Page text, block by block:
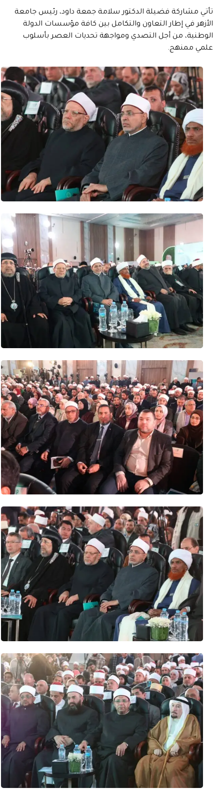
تأتي مشاركة فضيلة الدكتور سلامة جمعة داود، رئيس جامعة
الأزهر في إطار التعاون والتكامل بين كافة مؤسسات الدولة
الوطنية، من أجل التصدي ومواجهة تحديات العصر بأسلوب
علمي ممنهج.